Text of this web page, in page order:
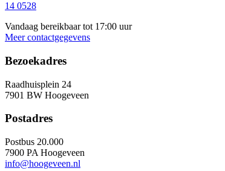
14 0528
Vandaag bereikbaar tot 17:00 uur
Meer contactgegevens
Bezoekadres
Raadhuisplein 24
7901 BW Hoogeveen
Postadres
Postbus 20.000
7900 PA Hoogeveen
info@hoogeveen.nl